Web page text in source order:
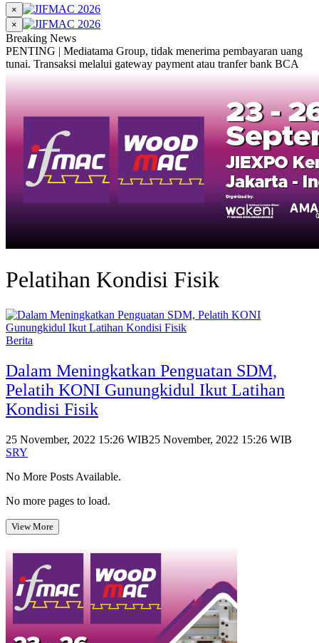
×
×
Breaking News
PENTING | Mediatama Group, tidak menerima pembayaran uang
tunai. Transaksi melalui gateway payment atau tranfer bank BCA
Pelatihan Kondisi Fisik
Berita
Dalam Meningkatkan Penguatan SDM,
Pelatih KONI Gunungkidul Ikut Latihan
Kondisi Fisik
25 November, 2022 15:26 WIB25 November, 2022 15:26 WIB
SRY
No More Posts Available.
No more pages to load.
View More